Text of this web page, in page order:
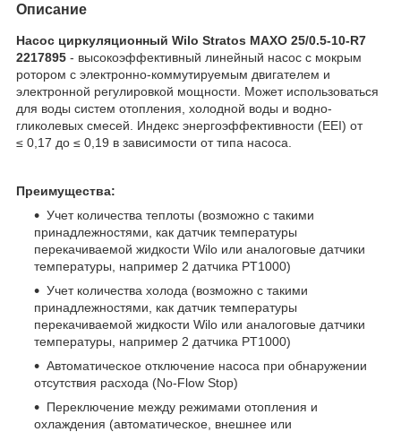
Описание
Насос циркуляционный Wilo Stratos MAXO 25/0.5-10-R7
2217895 - высокоэффективный линейный насос с мокрым
ротором с электронно-коммутируемым двигателем и
электронной регулировкой мощности. Может использоваться
для воды систем отопления, холодной воды и водно-
гликолевых смесей. Индекс энергоэффективности (EEI) от
≤ 0,17 до ≤ 0,19 в зависимости от типа насоса.
Преимущества:
Учет количества теплоты (возможно с такими
принадлежностями, как датчик температуры
перекачиваемой жидкости Wilo или аналоговые датчики
температуры, например 2 датчика PT1000)
Учет количества холода (возможно с такими
принадлежностями, как датчик температуры
перекачиваемой жидкости Wilo или аналоговые датчики
температуры, например 2 датчика PT1000)
Автоматическое отключение насоса при обнаружении
отсутствия расхода (No-Flow Stop)
Переключение между режимами отопления и
охлаждения (автоматическое, внешнее или